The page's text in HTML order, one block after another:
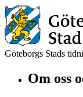
Göteborgs Stads
Om oss